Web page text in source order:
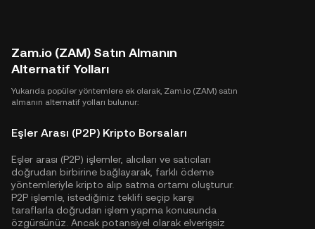
Zam.io (ZAM) Satın Almanın
Alternatif Yolları
Yukarıda popüler yöntemlere ek olarak, Zam.io (ZAM) satın
almanın alternatif yolları bulunur:
Eşler Arası (P2P) Kripto Borsaları
Eşler arası (P2P) işlemler, alıcıları ve satıcıları
doğrudan birbirine bağlayarak, farklı ödeme
yöntemleriyle kripto alıp satma ortamı oluşturur.
P2P işlemle, istediğiniz teklifi seçip karşı
taraflarla doğrudan işlem yapma konusunda
özgürsünüz. Ancak potansiyel olarak elverişsiz